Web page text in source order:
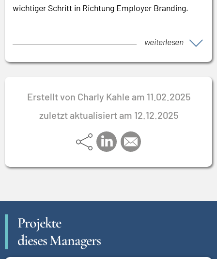
wichtiger Schritt in Richtung Employer Branding.
weiterlesen
Erstellt von Charly Kahle am 11.02.2025
zuletzt aktualisiert am 12.12.2025
Projekte
dieses Managers